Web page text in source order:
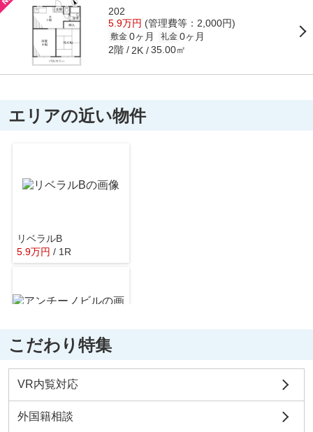
202
5.9万円 (管理費等：2,000円)
敷金 0ヶ月 礼金 0ヶ月
2階 2K 35.00㎡
エリアの近い物件
リベラルB
5.9万円 / 1R
こだわり特集
VR内覧対応
外国籍相談